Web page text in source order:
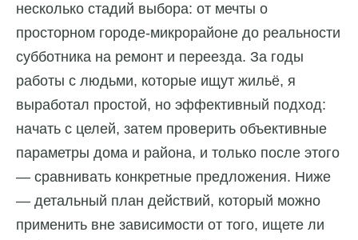
несколько стадий выбора: от мечты о
просторном городе-микрорайоне до реальности
субботника на ремонт и переезда. За годы
работы с людьми, которые ищут жильё, я
выработал простой, но эффективный подход:
начать с целей, затем проверить объективные
параметры дома и района, и только после этого
— сравнивать конкретные предложения. Ниже
— детальный план действий, который можно
применить вне зависимости от того, ищете ли